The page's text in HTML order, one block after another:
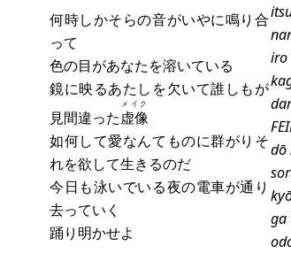
何時しかそらの音がいやに鳴り合
って
色の目があなたを溶いている
鏡に映るあたしを欠いて誰しもが
見間違った虚像
メイク
如何して愛なんてものに群がりそ
れを欲して生きるのだ
今日も泳いでいる夜の電車が通り
去っていく
踊り明かせよ
iro
dō
ga